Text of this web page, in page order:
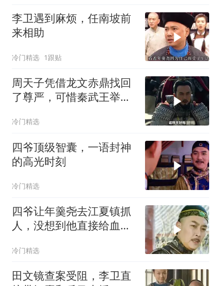
李卫遇到麻烦，任南坡前
来相助
冷门精选 1跟贴
周天子凭借龙文赤鼎找回
了尊严，可惜秦武王举鼎
冷门精选
四爷顶级智囊，一语封神
的高光时刻
冷门精选
四爷让年羹尧去江夏镇抓
人，没想到他直接给血洗
冷门精选
田文镜查案受阻，李卫直